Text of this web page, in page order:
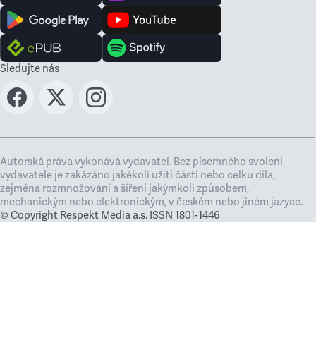
Sledujte nás
Autorská práva vykonává vydavatel. Bez písemného svolení
vydavatele je zakázáno jakékoli užití částí nebo celku díla,
zejména rozmnožování a šíření jakýmkoli způsobem,
mechanickým nebo elektronickým, v českém nebo jiném jazyce.
© Copyright Respekt Media a.s. ISSN 1801-1446